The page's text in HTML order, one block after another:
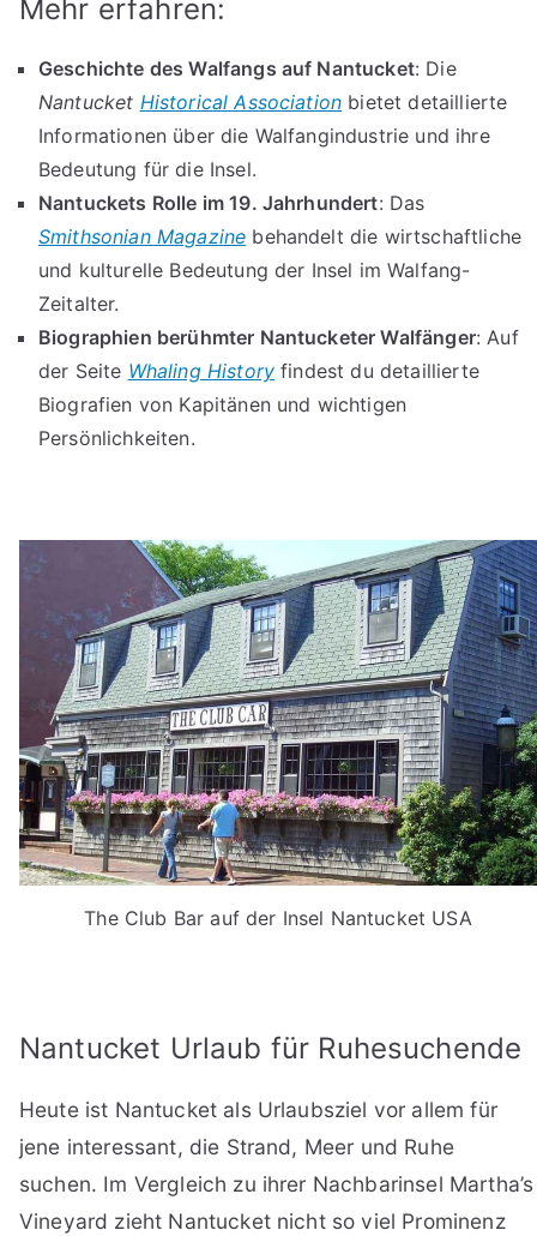
Mehr erfahren:
Geschichte des Walfangs auf Nantucket: Die
Nantucket Historical Association bietet detaillierte
Informationen über die Walfangindustrie und ihre
Bedeutung für die Insel.
Nantuckets Rolle im 19. Jahrhundert: Das
Smithsonian Magazine behandelt die wirtschaftliche
und kulturelle Bedeutung der Insel im Walfang-
Zeitalter.
Biographien berühmter Nantucketer Walfänger: Auf
der Seite Whaling History findest du detaillierte
Biografien von Kapitänen und wichtigen
Persönlichkeiten.
The Club Bar auf der Insel Nantucket USA
Nantucket Urlaub für Ruhesuchende
Heute ist Nantucket als Urlaubsziel vor allem für
jene interessant, die Strand, Meer und Ruhe
suchen. Im Vergleich zu ihrer Nachbarinsel Martha’s
Vineyard zieht Nantucket nicht so viel Prominenz